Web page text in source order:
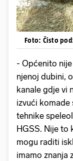
Foto: Čisto
- Općenito
njenoj dubini,
kanale gdje vi
izvući
tehnike
HGSS. Nije to
mogu raditi
imamo znanja